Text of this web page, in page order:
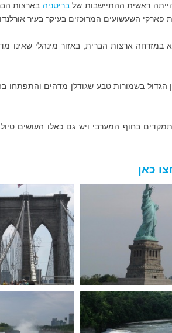
ראשית ההתיישבות שלבריטניה בארצות
השעשועים המרוכזים בעיקר בעיר אורלנדו.
בשמורות טבע שגודלן מדהים והתפתחו
בחוף המערבי ויש גם כאלו העושים
כאן
גשר חבלים המחבר
מנהטן לרובע ברוקלין
גשר ברוקלין -